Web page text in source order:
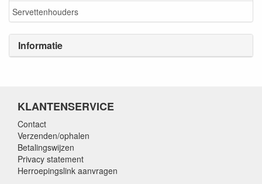
Servettenhouders
Informatie
KLANTENSERVICE
Contact
Verzenden/ophalen
Betalingswijzen
Privacy statement
Herroepingslink aanvragen